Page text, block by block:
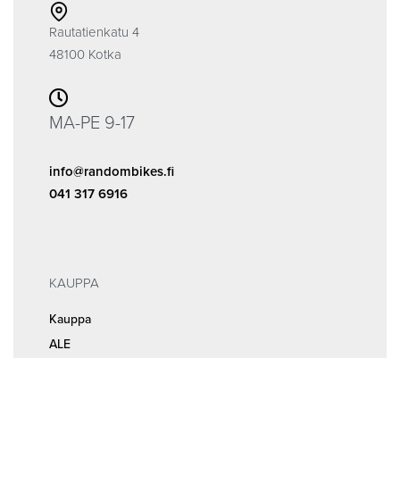
Rautatienkatu 4
48100 Kotka
MA-PE 9-17
info@randombikes.fi
041 317 6916
KAUPPA
Kauppa
ALE